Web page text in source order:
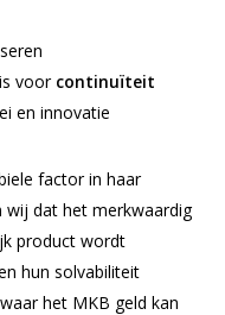
voor continuïteit
en innovatie
factor in haar
wij dat het merkwaardig
product wordt
hun solvabiliteit
het MKB geld kan